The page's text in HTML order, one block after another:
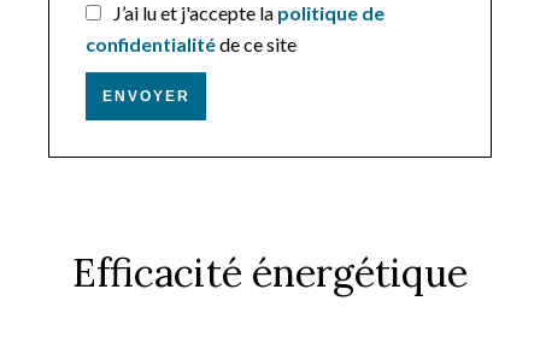
J’ai lu et j'accepte la politique de
confidentialitéde ce site
ENVOYER
Efficacité énergétique